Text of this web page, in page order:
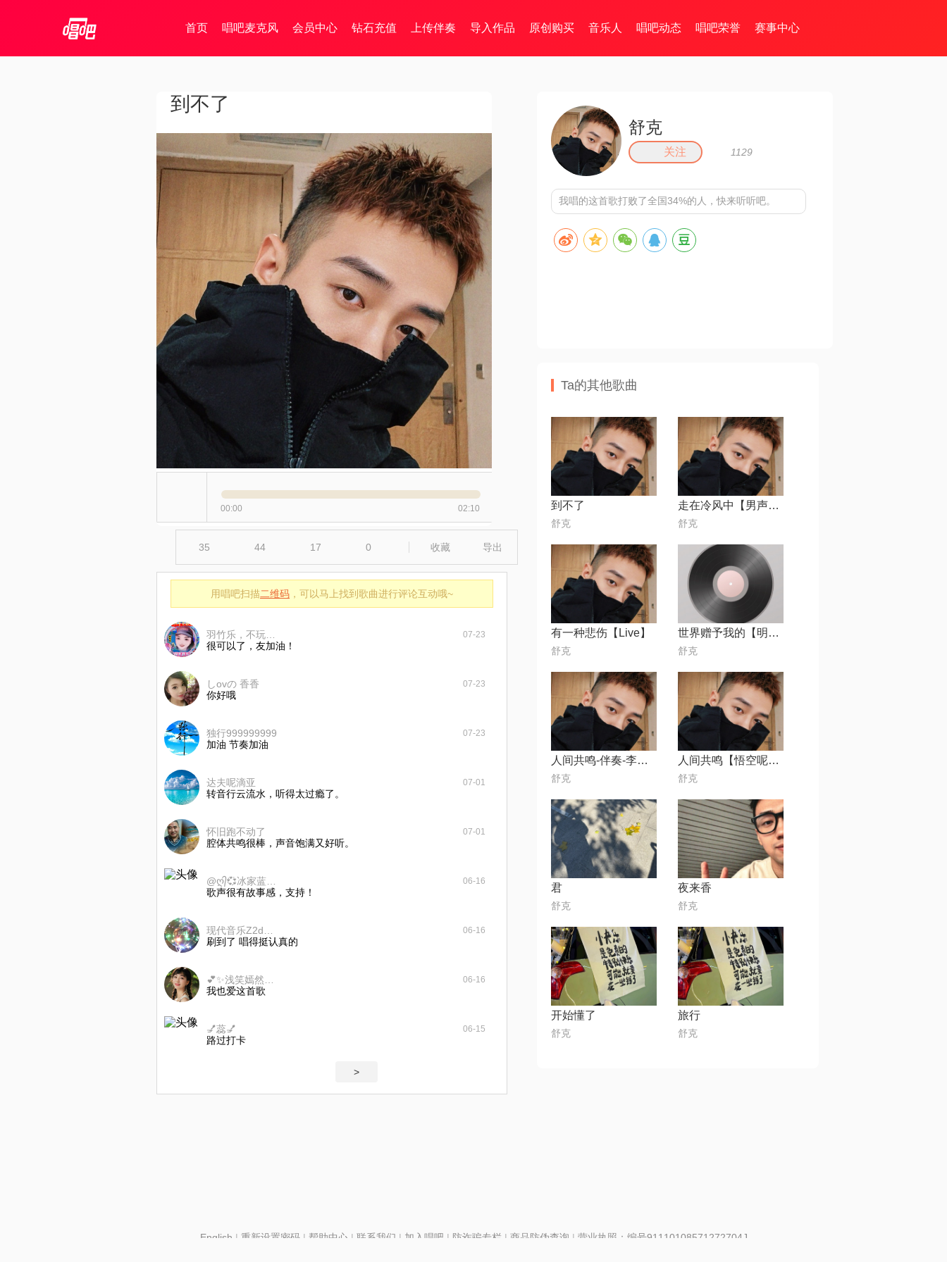
首页 唱吧麦克风 会员中心 钻石充值 上传伴奏 导入作品 原创购买 音乐人 唱吧动态 唱吧荣誉 赛事中心
到不了
00:00 02:10
35 44 17 0 收藏 导出
用唱吧扫描二维码 ，可以马上找到歌曲进行评论互动哦~
07-23
很可以了，友加油！
しovの 香香 07-23
你好哦
独行999999999 07-23
加油 节奏加油
达夫呢滴亚 07-01
转音行云流水，听得太过瘾了。
怀旧跑不动了 07-01
腔体共鸣很棒，声音饱满又好听。
06-16
歌声很有故事感，支持！
06-16
刷到了 唱得挺认真的
06-16
我也爱这首歌
💅蕊💅 06-15
路过打卡
>
⁣⁢⁠舒克
关注 1129
我唱的这首歌打败了全国34%的人，快来听听吧。
Ta的其他歌曲
到不了
⁣⁢⁠舒克
走在冷风中【男声版】
⁣⁢⁠舒克
有一种悲伤【Live】
⁣⁢⁠舒克
世界赠予我的【明宇Oliver】
⁣⁢⁠舒克
人间共鸣-伴奏-李健【live】
⁣⁢⁠舒克
人间共鸣【悟空呢~】
⁣⁢⁠舒克
君
⁣⁢⁠舒克
夜来香
⁣⁢⁠舒克
开始懂了
⁣⁢⁠舒克
旅行
⁣⁢⁠舒克
English | 重新设置密码| 帮助中心 | 联系我们 | 加入唱吧 | 防诈骗专栏 | 商品防伪查询 | 营业执照：编号91110108571272704J